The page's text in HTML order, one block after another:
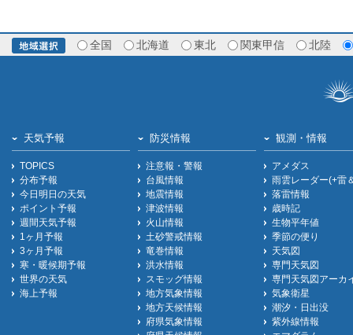
全国 北海道 東北 関東甲信 北陸
天気予報
TOPICS
分布予報
今日明日の天気
ポイント予報
週間天気予報
1ヶ月予報
3ヶ月予報
寒・暖候期予報
世界の天気
海上予報
防災情報
注意報・警報
台風情報
地震情報
津波情報
火山情報
土砂警戒情報
竜巻情報
洪水情報
スモッグ情報
地方気象情報
地方天候情報
府県気象情報
観測・情報
アメダス
雨雲レーダー(+雷
落雷情報
歳時記
生物平年値
季節の便り
天気図
専門天気図
専門天気図アーカ
気象衛星
潮汐・日出没
紫外線情報